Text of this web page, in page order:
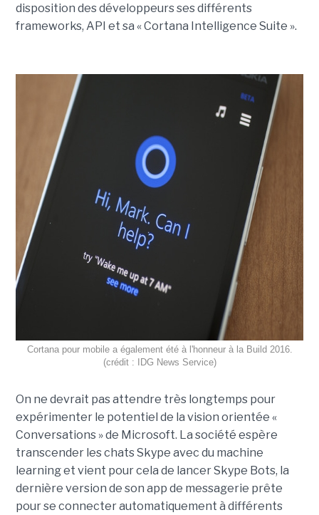
disposition des développeurs ses différents
frameworks, API et sa « Cortana Intelligence Suite ».
Cortana pour mobile a également été à l'honneur à la Build 2016.
(crédit : IDG News Service)
On ne devrait pas attendre très longtemps pour
expérimenter le potentiel de la vision orientée «
Conversations » de Microsoft. La société espère
transcender les chats Skype avec du machine
learning et vient pour cela de lancer Skype Bots, la
dernière version de son app de messagerie prête
pour se connecter automatiquement à différents